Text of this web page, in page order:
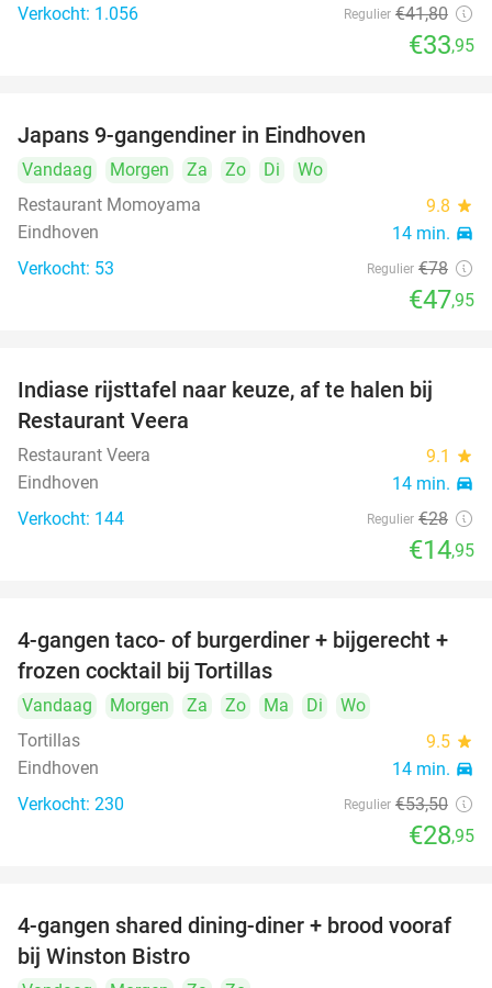
Verkocht: 1.056 Regulier €41,80
€33,95
Japans 9-gangendiner in Eindhoven
Vandaag Morgen Za Zo Di
Wo
Restaurant Momoyama
9.8 star
Eindhoven 14 min. directions_car
Verkocht: 53 Regulier €78
€47,95
47%
Indiase rijsttafel naar keuze, af te halen bij
Restaurant Veera
Restaurant Veera 9.1 star
Eindhoven 14 min. directions_car
Verkocht: 144 Regulier €28
€14,95
46%
4-gangen taco- of burgerdiner + bijgerecht +
frozen cocktail bij Tortillas
Vandaag Morgen Za Zo Ma Di
Wo
Tortillas
9.5 star
Eindhoven 14 min. directions_car
Verkocht: 230 Regulier €53,50
€28,95
32%
4-gangen shared dining-diner + brood vooraf
bij Winston Bistro